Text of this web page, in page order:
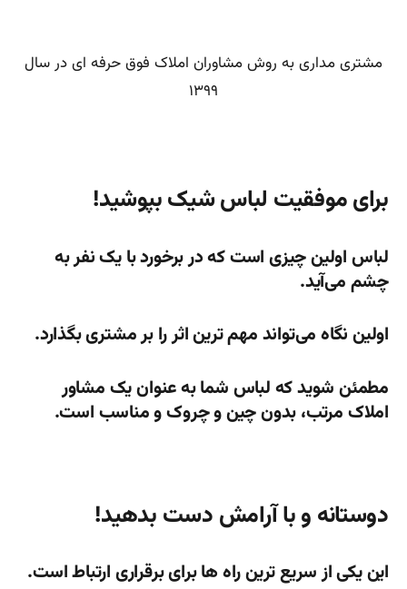
مشتری مداری به روش مشاوران املاک فوق حرفه ای در سال
۱۳۹۹
برای موفقیت لباس شیک بپوشید!
لباس اولین چیزی است که در برخورد با یک نفر به
چشم می‌آید.
اولین نگاه می‌تواند مهم ترین اثر را بر مشتری بگذارد.
مطمئن شوید که لباس شما به عنوان یک مشاور
املاک مرتب، بدون چین و چروک و مناسب است.
دوستانه و با آرامش دست بدهید!
این یکی از سریع ترین راه ها برای برقراری ارتباط است.